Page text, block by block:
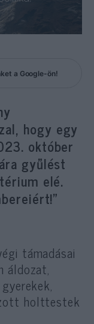
a Google-ön!
hogy egy
október
gyűlést
elé.
támadásai
áldozat,
holttestek